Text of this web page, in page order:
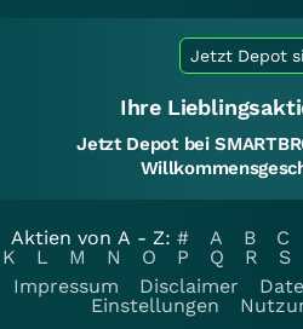
Jetzt Depot
Ihre
Jetzt Depot bei
Aktien von A - Z: # A B C
K
L M N O P Q R S
Impressum
Disclaimer
Einstellungen